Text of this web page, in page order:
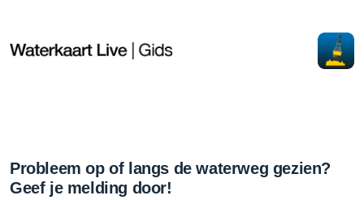
Probleem op of langs de waterweg gezien?
Geef je melding door!